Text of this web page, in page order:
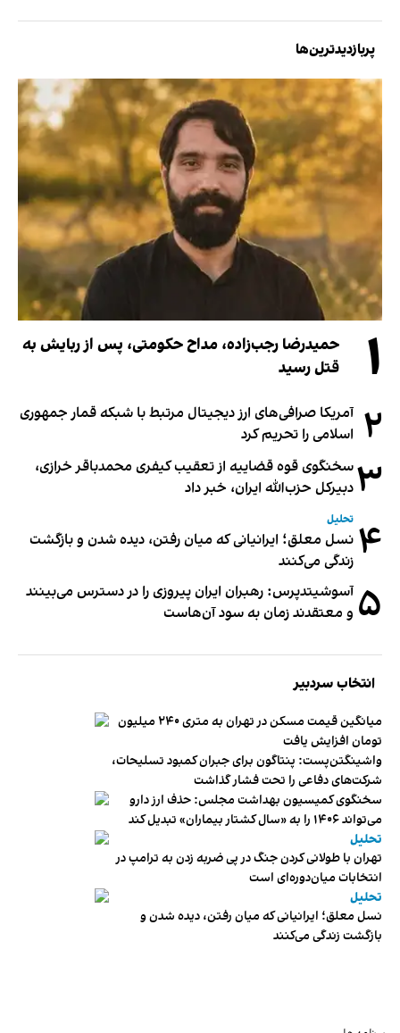
پربازدیدترین‌ها
۱
حمیدرضا رجب‌زاده، مداح حکومتی، پس از ربایش به
قتل رسید
۲ آمریکا صرافی‌های ارز دیجیتال مرتبط با شبکه قمار جمهوری
اسلامی را تحریم کرد
۳سخنگوی قوه قضاییه از تعقیب کیفری محمدباقر خرازی،
دبیر‌کل حزب‌الله ایران، خبر داد
۴ تحلیل
نسل معلق؛ ایرانیانی که میان رفتن، دیده شدن و بازگشت
زندگی می‌کنند
۵ آسوشیتدپرس: رهبران ایران پیروزی را در دسترس می‌بینند
و معتقدند زمان به سود آن‌هاست
انتخاب سردبیر
میانگین قیمت مسکن در تهران به متری ۲۴۰ میلیون
تومان افزایش یافت
واشینگتن‌پست: پنتاگون برای جبران کمبود تسلیحات،
شرکت‌های دفاعی را تحت فشار گذاشت
سخنگوی کمیسیون بهداشت مجلس: حذف ارز دارو
می‌تواند ۱۴۰۶ را به «سال کشتار بیماران» تبدیل کند
تحلیل
تهران با طولانی کردن جنگ در پی ضربه زدن به ترامپ در
انتخابات میان‌دوره‌ای است
تحلیل
نسل معلق؛ ایرانیانی که میان رفتن، دیده شدن و
بازگشت زندگی می‌کنند